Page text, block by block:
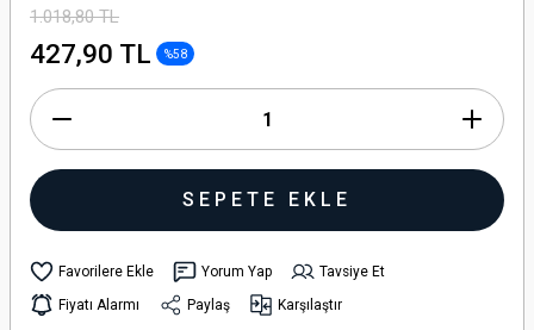
1.018,80 TL
427,90 TL %58
SEPETE EKLE
Yorum Yap
Tavsiye Et
Fiyatı Alarmı
Paylaş Karşılaştır